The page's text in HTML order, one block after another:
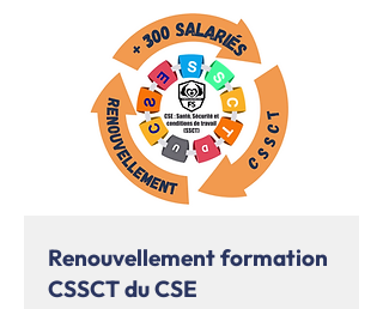
Renouvellement formation
CSSCT du CSE